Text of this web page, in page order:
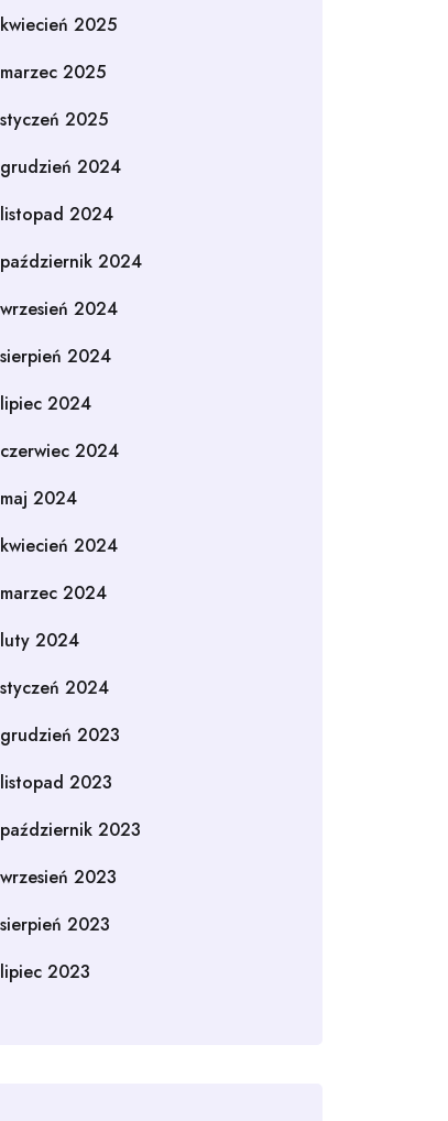
kwiecień 2025
marzec 2025
styczeń 2025
grudzień 2024
listopad 2024
październik 2024
wrzesień 2024
sierpień 2024
lipiec 2024
czerwiec 2024
maj 2024
kwiecień 2024
marzec 2024
luty 2024
styczeń 2024
grudzień 2023
listopad 2023
październik 2023
wrzesień 2023
sierpień 2023
lipiec 2023